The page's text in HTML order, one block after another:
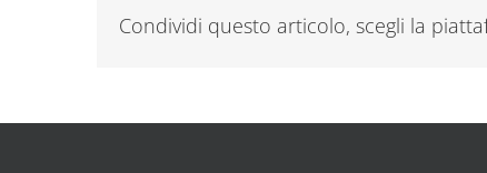
Condividi questo articolo, scegli la